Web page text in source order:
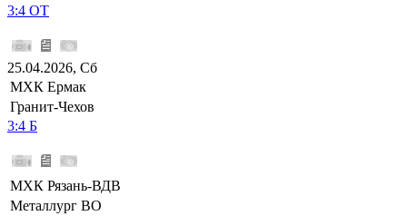
3:4 ОТ
25.04.2026, Сб
МХК Ермак
Гранит-Чехов
3:4 Б
МХК Рязань-ВДВ
Металлург ВО